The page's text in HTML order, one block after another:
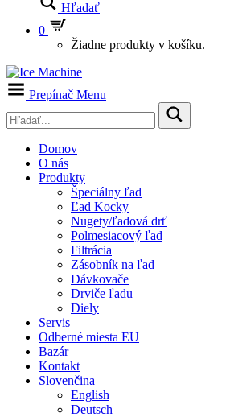
Hľadať
0
Žiadne produkty v košíku.
Prepínač Menu
Domov
O nás
Produkty
Špeciálny ľad
Ľad Kocky
Nugety/ľadová drť
Polmesiacový ľad
Filtrácia
Zásobník na ľad
Dávkovače
Drviče ľadu
Diely
Servis
Odberné miesta EU
Bazár
Kontakt
Slovenčina
English
Deutsch